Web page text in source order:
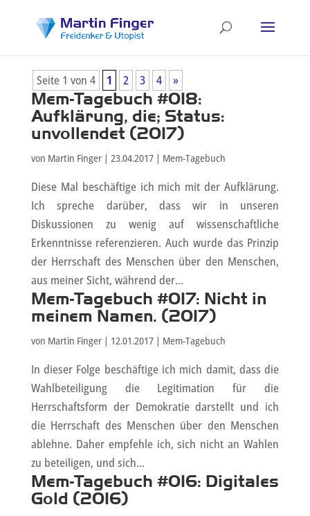
Seite 1 von 4 1 2 3 4 »
Mem-Tagebuch #018:
Aufklärung, die; Status:
unvollendet (2017)
von Martin Finger| 23.04.2017| Mem-Tagebuch
Diese Mal beschäftige ich mich mit der Aufklärung.
Ich spreche darüber, dass wir in unseren
Diskussionen zu wenig auf wissenschaftliche
Erkenntnisse referenzieren. Auch wurde das Prinzip
der Herrschaft des Menschen über den Menschen,
aus meiner Sicht, während der...
Mem-Tagebuch #017: Nicht in
meinem Namen. (2017)
von Martin Finger| 12.01.2017| Mem-Tagebuch
In dieser Folge beschäftige ich mich damit, dass die
Wahlbeteiligung die Legitimation für die
Herrschaftsform der Demokratie darstellt und ich
die Herrschaft des Menschen über den Menschen
ablehne. Daher empfehle ich, sich nicht an Wahlen
zu beteiligen, und sich...
Mem-Tagebuch #016: Digitales
Gold (2016)